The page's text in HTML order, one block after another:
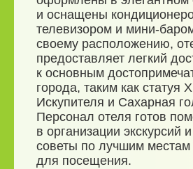
и оснащены
телевизором и мини-
своему расположению,
предоставляет легкий
к основным
города, таким как статуя
Искупителя и Сахарная
Персонал отеля готов
в организации экскурсий
советы по лучшим местам
для посещения.